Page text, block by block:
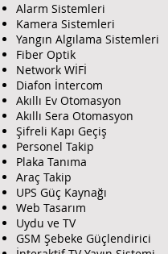
Alarm Sistemleri
Kamera Sistemleri
Yangın Algılama Sistemleri
Fiber Optik
Network WİFİ
Diafon İntercom
Akıllı Ev Otomasyon
Akıllı Sera Otomasyon
Şifreli Kapı Geçiş
Personel Takip
Plaka Tanıma
Araç Takip
UPS Güç Kaynağı
Web Tasarım
Uydu ve TV
GSM Şebeke Güçlendirici